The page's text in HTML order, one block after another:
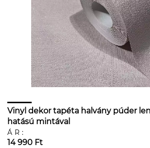
Vinyl dekor tapéta halvány púder
hatású mintával
ÁR:
14 990 Ft